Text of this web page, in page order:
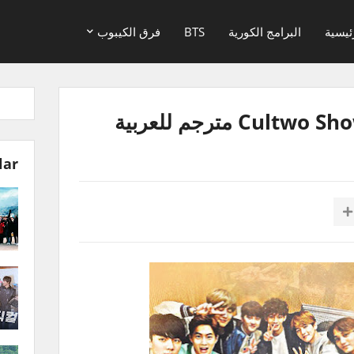
البرامج الكورية BTS فرق الكيبوب